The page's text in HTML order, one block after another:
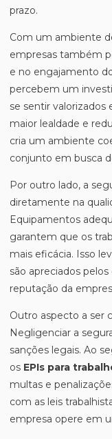
prazo.
Com um ambiente
empresas também
e no engajamento
percebem um
se sentir valorizados
maior lealdade e
cria um ambiente
conjunto em busca
Por outro lado, a
diretamente na
Equipamentos
garantem que os
mais eficácia. Isso
são apreciados
reputação da
Outro aspecto a ser
Negligenciar a
sanções legais. Ao
os EPIs para
multas e
com as leis
empresa opere em